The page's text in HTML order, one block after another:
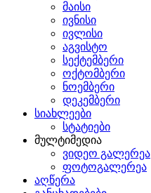
მაისი
ივნისი
ივლისი
აგვისტო
სექტემბერი
ოქტომბერი
ნოემბერი
დეკემბერი
სიახლეები
სტატიები
მულტიმედია
ვიდეო გალერეა
ფოტოგალერეა
აღწერა